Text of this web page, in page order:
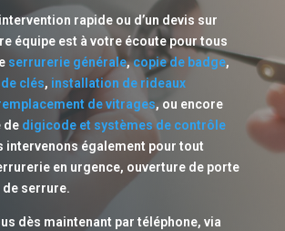
rapide ou d’un devis sur
équipe est à votre écoute pour tous
serrurerie générale,copie de badge,
clés, installation de rideaux
de vitrages, ou encore
de digicode et systèmes de contrôle
intervenons également pour tout
en urgence, ouverture de porte
serrure.
dès maintenant par téléphone, via